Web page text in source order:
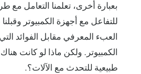
بعبارة أخرى، تعلمنا التعامل مع
للتفاعل مع أجهزة الكمبيوتر
العبء المعرفي مقابل الفوائد
الكمبيوتر. ولكن ماذا لو كانت
طبيعية للتحدث مع الآلات؟.